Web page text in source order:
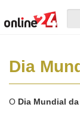
Dia
O Dia Mundial